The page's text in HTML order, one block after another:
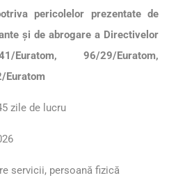
pericolelor prezentate de
și de abrogare a Directivelor
Euratom, 96/29/Euratom,
Euratom
zile de lucru
servicii, persoană fizică